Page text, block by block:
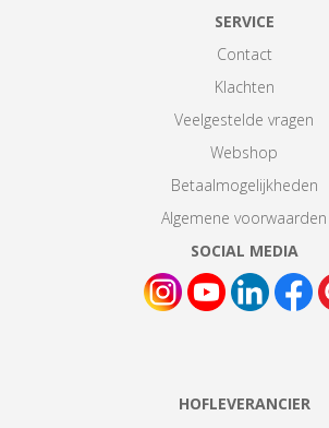
SERVICE
Contact
Klachten
Veelgestelde vragen
Webshop
Betaalmogelijkheden
Algemene voorwaarden
SOCIAL MEDIA
HOFLEVERANCIER